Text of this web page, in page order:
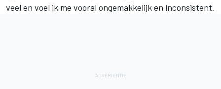
veel en voel ik me vooral ongemakkelijk en inconsistent.